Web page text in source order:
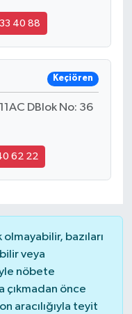
40 88
Keçiören
DBlok No: 36
62 22
bazıları
veya
nöbete
çıkmadan önce
aracılığıyla teyit